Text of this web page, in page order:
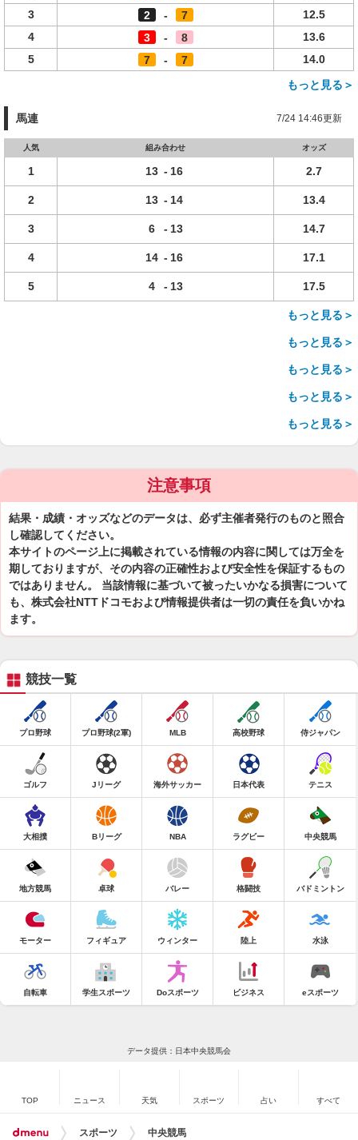
3
2 - 7
12.5
4
3 - 8
13.6
5
7 - 7
14.0
もっと見る＞
馬連 7/24 14:46更新
人気 組み合わせ オッズ
1 13 - 16 2.7
2 13 - 14 13.4
3 6 - 13 14.7
4 14 - 16 17.1
5 4 - 13 17.5
もっと見る＞
もっと見る＞
もっと見る＞
もっと見る＞
もっと見る＞
注意事項
結果・成績・オッズなどのデータは、必ず主催者発行のものと照合
し確認してください。
本サイトのページ上に掲載されている情報の内容に関しては万全を
期しておりますが、その内容の正確性および安全性を保証するもの
ではありません。 当該情報に基づいて被ったいかなる損害について
も、株式会社NTTドコモおよび情報提供者は一切の責任を負いかね
ます。
競技一覧
プロ野球 プロ野球(2軍) MLB 高校野球 侍ジャパン
ゴルフ Jリーグ 海外サッカー 日本代表 テニス
大相撲 Bリーグ NBA ラグビー 中央競馬
地方競馬 卓球 バレー 格闘技 バドミントン
モーター フィギュア ウィンター 陸上 水泳
自転車 学生スポーツ Doスポーツ ビジネス eスポーツ
データ提供：日本中央競馬会
TOP ニュース 天気 スポーツ 占い すべて
スポーツ 中央競馬